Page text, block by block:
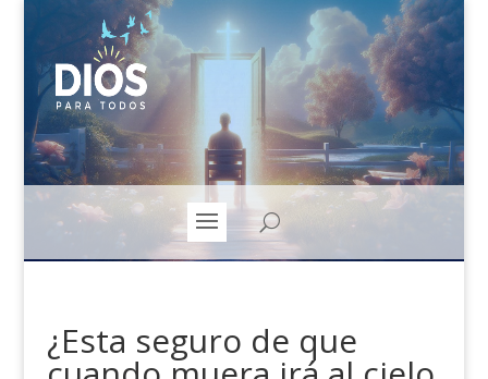
¿Esta seguro de que